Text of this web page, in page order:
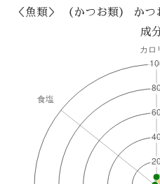
＜魚類＞ （かつお類） か
成